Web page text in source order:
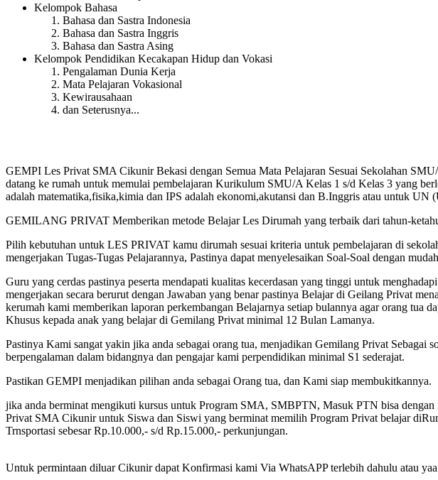
Kelompok Bahasa
Bahasa dan Sastra Indonesia
Bahasa dan Sastra Inggris
Bahasa dan Sastra Asing
Kelompok Pendidikan Kecakapan Hidup dan Vokasi
Pengalaman Dunia Kerja
Mata Pelajaran Vokasional
Kewirausahaan
dan Seterusnya...
GEMPI Les Privat SMA Cikunir Bekasi dengan Semua Mata Pelajaran Sesuai Sekolahan
datang ke rumah untuk memulai pembelajaran Kurikulum SMU/A Kelas 1 s/d Kelas 3 yang
adalah matematika,fisika,kimia dan IPS adalah ekonomi,akutansi dan B.Inggris atau untuk UN
GEMILANG PRIVAT Memberikan metode Belajar Les Dirumah yang terbaik dari tahun-
Pilih kebutuhan untuk LES PRIVAT kamu dirumah sesuai kriteria untuk pembelajaran di
mengerjakan Tugas-Tugas Pelajarannya, Pastinya dapat menyelesaikan Soal-Soal dengan
Guru yang cerdas pastinya peserta mendapati kualitas kecerdasan yang tinggi untuk
mengerjakan secara berurut dengan Jawaban yang benar pastinya Belajar di Geilang Privat
kerumah kami memberikan laporan perkembangan Belajarnya setiap bulannya agar orang
Khusus kepada anak yang belajar di Gemilang Privat minimal 12 Bulan Lamanya.
Pastinya Kami sangat yakin jika anda sebagai orang tua, menjadikan Gemilang Privat Sebagai
berpengalaman dalam bidangnya dan pengajar kami perpendidikan minimal S1 sederajat.
Pastikan GEMPI menjadikan pilihan anda sebagai Orang tua, dan Kami siap membukitkannya.
jika anda berminat mengikuti kursus untuk Program SMA, SMBPTN, Masuk PTN bisa
Privat SMA Cikunir untuk Siswa dan Siswi yang berminat memilih Program Privat belajar
Trnsportasi sebesar Rp.10.000,- s/d Rp.15.000,- perkunjungan.
Untuk permintaan diluar Cikunir dapat Konfirmasi kami Via WhatsAPP terlebih dahulu atau